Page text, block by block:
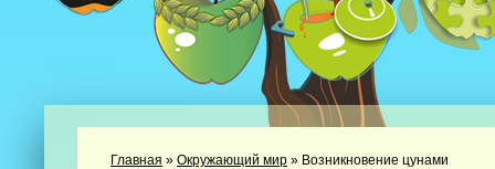
Главная » Окружающий мир » Возникновение цунами